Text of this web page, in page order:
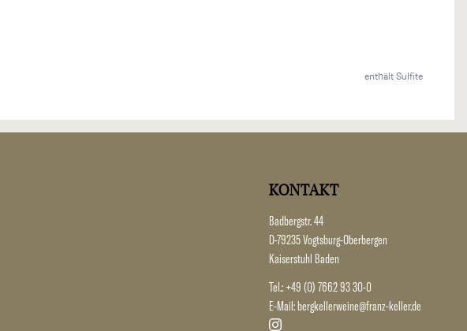
enthält Sulfite
KONTAKT
Badbergstr. 44
D-79235 Vogtsburg-Oberbergen
Kaiserstuhl Baden
Tel.: +49 (0) 7662 93 30-0
E-Mail:bergkellerweine@franz-keller.de